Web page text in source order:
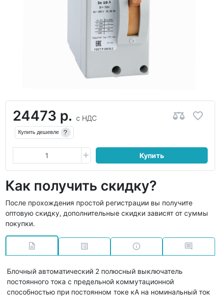
24473 р. с НДС
Купить дешевле ?
Купить
Как получить скидку?
После прохождения простой регистрации вы получите
оптовую скидку, дополнительные скидки зависят от суммы
покупки.
Блочный автоматический 2 полюсный выключатель
постоянного тока с предельной коммутационной
способностью при постоянном токе кА на номинальный ток